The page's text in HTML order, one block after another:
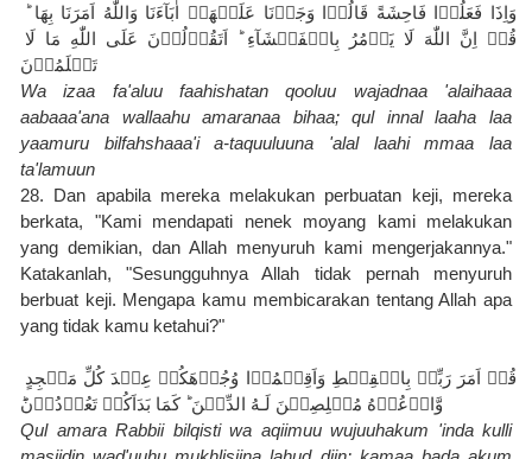
تَعۡلَمُوۡنَ
Wa izaa fa'aluu faahishatan qooluu wajadnaa 'alaihaaa
aabaaa'ana wallaahu amaranaa bihaa; qul innal laaha laa
yaamuru bilfahshaaa'i a-taquuluuna 'alal laahi mmaa laa
ta'lamuun
28. Dan apabila mereka melakukan perbuatan keji, mereka
berkata, "Kami mendapati nenek moyang kami melakukan
yang demikian, dan Allah menyuruh kami mengerjakannya."
Katakanlah, "Sesungguhnya Allah tidak pernah menyuruh
berbuat keji. Mengapa kamu membicarakan tentang Allah apa
yang tidak kamu ketahui?"
وَّادۡعُوۡهُ مُخۡلِصِيۡنَ لَـهُ الدِّيۡنَ ؕ كَمَا بَدَاَكُمۡ تَعُوۡدُوۡنَؕ
Qul amara Rabbii bilqisti wa aqiimuu wujuuhakum 'inda kulli